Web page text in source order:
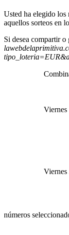
Usted ha elegido los
aquellos sorteos en
Si desea compartir
Viernes
Viernes
números